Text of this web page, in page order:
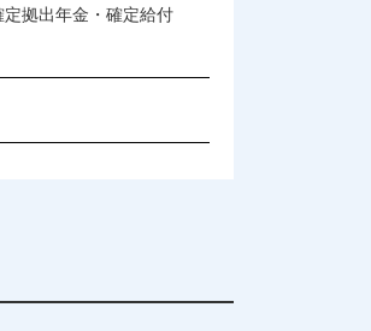
拠出年金・確定給付